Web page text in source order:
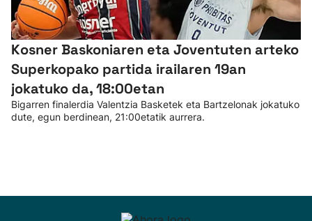
Kosner Baskoniaren eta Joventuten arteko
Superkopako partida irailaren 19an
jokatuko da, 18:00etan
Bigarren finalerdia Valentzia Basketek eta Bartzelonak jokatuko
dute, egun berdinean, 21:00etatik aurrera.